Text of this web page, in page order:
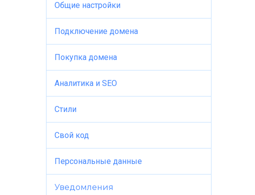
Общие настройки
Подключение домена
Покупка домена
Аналитика и SEO
Стили
Свой код
Персональные данные
Уведомления